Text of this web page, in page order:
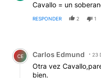
Cavallo = un
RESPONDER 2 1
Comentario de Carlos
CE Carlos Edmund 23
Otra vez
bien.